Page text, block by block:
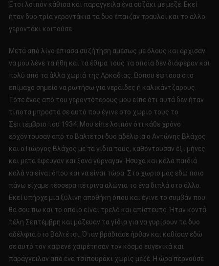
Έτσι λοιπόν κάθισα και παράγγειλα ένα ουζάκι με μεζέ. Εκεί
ήταν δυο τρία γεροντάκια τα δυο έπαιζαν τραυλοί και το άλλο
γεροντάκι κοιτούσε.
Μετά από λίγο έπιασα συζήτηση αμέσως με όλους και άρχισαν
να μου λένε τα ήθη και τα έθιμα τους τα οποία δεν διάφεραν και
πολύ από τα άλλα χωριά της Αρκαδιας. Ώσπου έφτασα στο
επίμαχο σημείο να ρωτήσω για νεράιδες ή καλικάντζαρους.
Τότε ένας από του γεροντότερους μου είπε ότι αυτά δεν ήταν
τίποτα μπροστά σε αυτό που έγινε στο χωριο τους το
Σεπτέμβριο του 1934. Μου είπε λοιπόν ότι κάθε χρόνο
ερχόντουσαν από το Βαλτέτσι δυο αδέλφια ο Αντώνης Βλάχος
και ο Γιώργος Βλάχος με τα γίδια τους, καθόντουσαν έξι μήνες
και μετά έφευγαν και ξανά γύρναγαν. Ήσυχα και καλά παιδιά
καλά να είναι όπου και να είναι τώρα. Στο χωριο μας εδώ ποιο
πάνω είχαμε τέσσερα πέτρινα αλώνια το ένα διπλά στο άλλο.
Εκεί υπήρχε μια ξύλινη αποθήκη όπου και έγινε το συμβάν που
θα σου πω και το οποίο είναι τρελό και απίστευτο. Ήταν κοντά
τέλη Σεπτέμβρη και μάζευαν τα γίδια για να γυρίσουν τα δυο
αδέλφια στο Βαλτέτσι. Όταν βράδιασε ήρθαν και καθίσαν εδώ
σε αυτό τον καφενέ χαιρέτησαν τον κόσμο ευγενικά και
παράγγειλαν από ένα τσιπουράκι χωρίς μεζέ. Η ώρα περνούσε